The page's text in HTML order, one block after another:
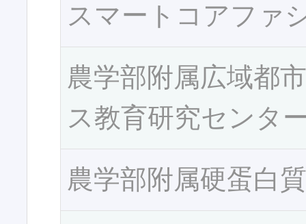
スマートコアファ
農学部附属広域都
ス教育研究センタ
農学部附属硬蛋白